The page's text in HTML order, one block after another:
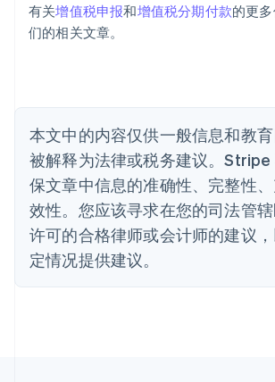
有关增值税申报和增值税分期付款的更
们的相关文章。
本文中的内容仅供一般信息和教
被解释为法律或税务建议。Stripe
保文章中信息的准确性、完整性
效性。您应该寻求在您的司法管
许可的合格律师或会计师的建议
定情况提供建议。
巴西
Português
English
丹麦
English
德国
DeutschEnglish
法国
FrançaisEnglish
芬兰
EnglishSvenska